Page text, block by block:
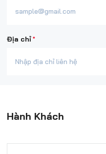
Địa chỉ*
Hành Khách